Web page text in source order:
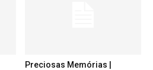
Preciosas Memórias |